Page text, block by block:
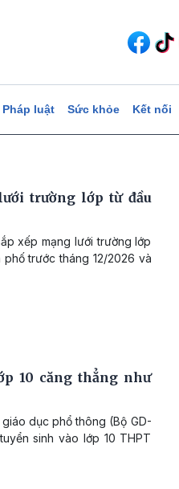
Pháp luật Sức khỏe Kết nối
trường lớp từ đầu
xếp mạng lưới trường lớp
trước tháng 12/2026 và
10 căng thẳng như
dục phổ thông (Bộ GD-
sinh vào lớp 10 THPT